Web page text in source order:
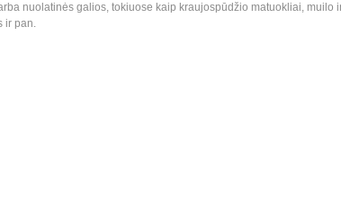
nuolatinės galios, tokiuose kaip kraujospūdžio matuokliai,
ir pan.